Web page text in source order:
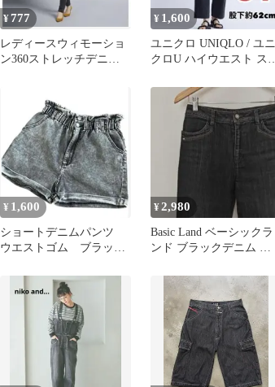
¥777
レディースウィモーショ
ン360ストレッチデニム
¥ 1,600
ユニクロ UNIQLO / ユニ
クロU ハイウエスト スト
¥ 1,600
ショートデニムパンツ
ウエストゴム ブラッ
¥2,980
​Basic Land ベーシックラ
ンド ブラックデニム パ